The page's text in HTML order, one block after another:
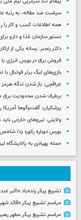
سیاست ضد مقاله، به رتبه
همه اطلاعات کسب‌ و کار را
دستور سازمان غذا و دارو برای جمع‌آوری ۳
دکتر رنجبر: رسانه یکی از
فروش برق در بورس انرژی یا
بازی‌های لیگ برتر فوتبال با
عراقچی: باز شدن تنگه هرمز
برطرف شدن محدودیت‌ برق
پزشکیان: گفت‌وگوها آمریکا
ولایتی: نیروهای خارجی
بورس دوباره رکورد زد/ شاخص کل وارد
حمله پهپادی به پالایشگاه
تشییع پیکر زنده‌یاد «اکبر
مراسم تشییع پیکر «قائد
مراسم تشییع پیکر مطهر